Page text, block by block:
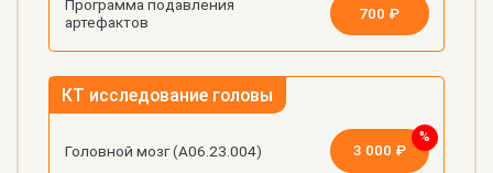
Программа подавления
артефактов
700 ₽
КТ исследование головы
Головной мозг (А06.23.004) 3 000 ₽